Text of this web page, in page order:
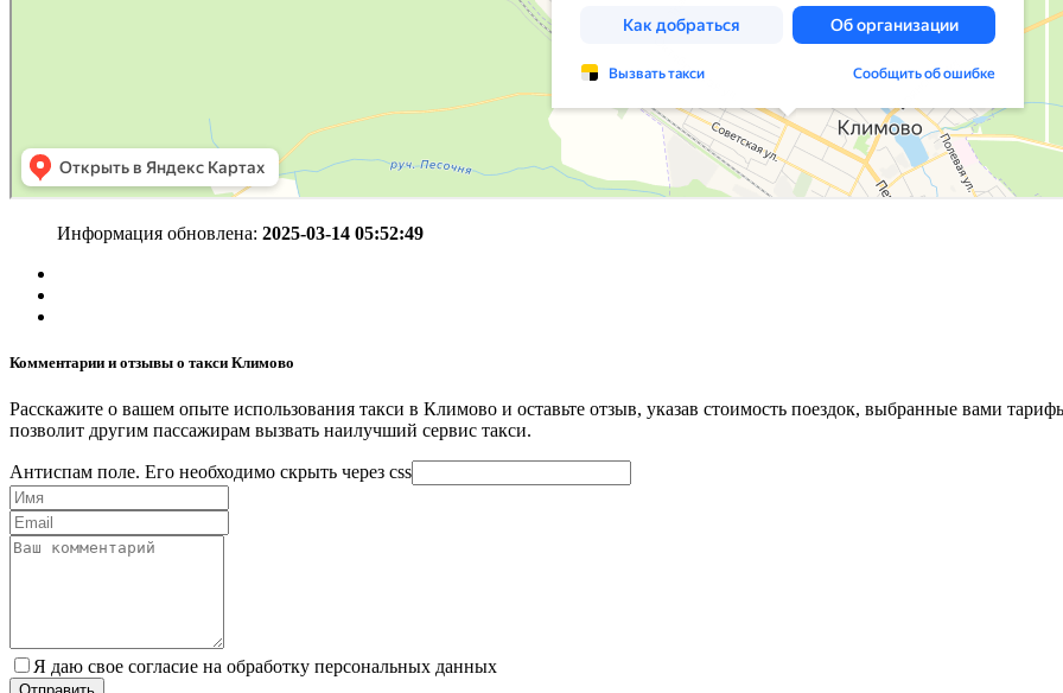
Информация обновлена: 2025-03-14 05:52:49
Комментарии и отзывы о такси Климово
Расскажите о вашем опыте использования такси в Климово и оставьте отзыв, указав стоимость поездок, выбранные вами
позволит другим пассажирам вызвать наилучший сервис такси.
Антиспам поле. Его необходимо скрыть через css
Я даю свое согласие на обработку персональных данных